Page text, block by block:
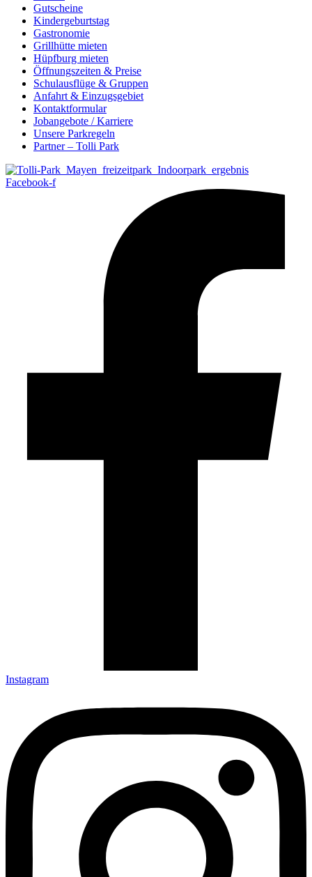
Gutscheine
Kindergeburtstag
Gastronomie
Grillhütte mieten
Hüpfburg mieten
Öffnungszeiten & Preise
Schulausflüge & Gruppen
Anfahrt & Einzugsgebiet
Kontaktformular
Jobangebote / Karriere
Unsere Parkregeln
Partner – Tolli Park
Facebook-f
Instagram